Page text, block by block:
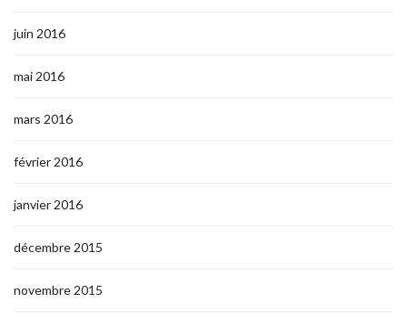
juin 2016
mai 2016
mars 2016
février 2016
janvier 2016
décembre 2015
novembre 2015